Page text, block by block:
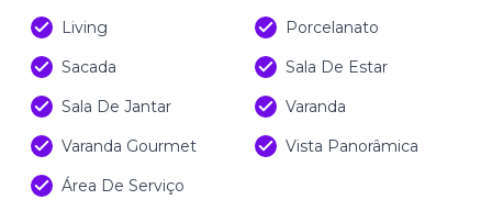
Living
Porcelanato
Sacada
Sala De Estar
Sala De Jantar
Varanda
Varanda Gourmet
Vista Panorâmica
Área De Serviço